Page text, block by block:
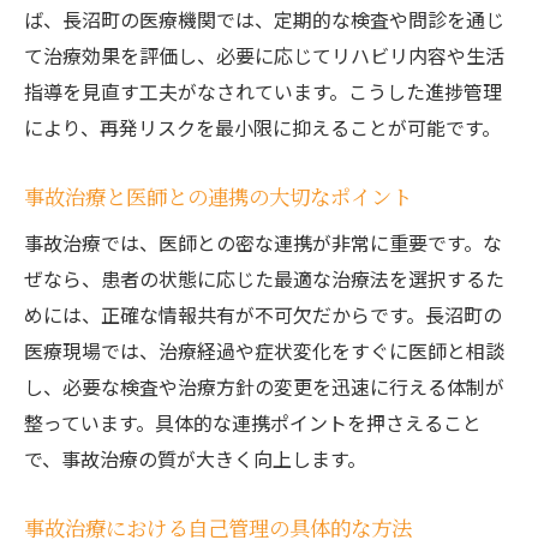
ば、長沼町の医療機関では、定期的な検査や問診を通じ
て治療効果を評価し、必要に応じてリハビリ内容や生活
指導を見直す工夫がなされています。こうした進捗管理
により、再発リスクを最小限に抑えることが可能です。
事故治療と医師との連携の大切なポイント
事故治療では、医師との密な連携が非常に重要です。な
ぜなら、患者の状態に応じた最適な治療法を選択するた
めには、正確な情報共有が不可欠だからです。長沼町の
医療現場では、治療経過や症状変化をすぐに医師と相談
し、必要な検査や治療方針の変更を迅速に行える体制が
整っています。具体的な連携ポイントを押さえること
で、事故治療の質が大きく向上します。
事故治療における自己管理の具体的な方法